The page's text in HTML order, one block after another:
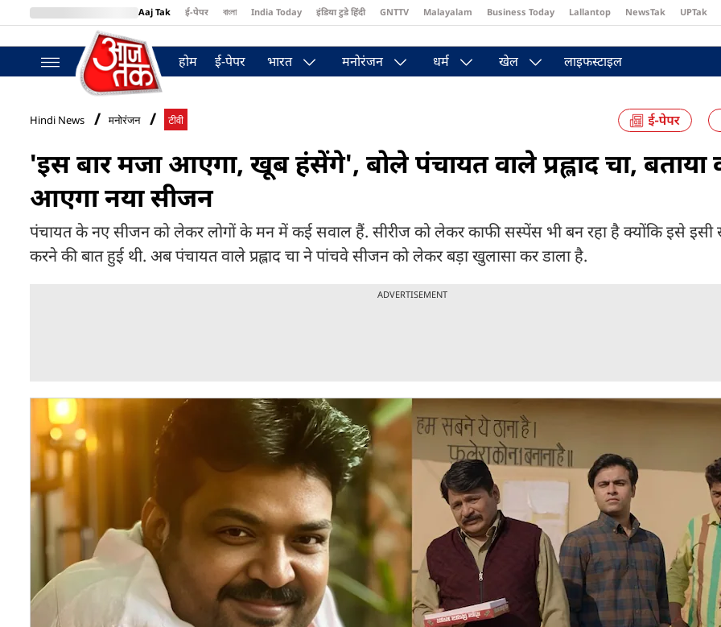
Aaj Tak ई-पेपर বাংলা India Today इंडिया टुडे हिंदी GNTTV Malayalam Business Today Lallantop NewsTak UPTak
BT Bazaar
होम ई-पेपर भारत मनोरंजन धर्म खेल लाइफस्टाइल
Hindi News मनोरंजन टीवी
'इस बार मजा आएगा, खूब हंसेंगे', बोले पंचायत वाले प्रह्लाद चा,
आएगा नया सीजन
पंचायत के नए सीजन को लेकर लोगों के मन में कई सवाल हैं. सीरीज को लेकर काफी सस्पेंस भी बन रहा है क्योंकि इसे इसी
करने की बात हुई थी. अब पंचायत वाले प्रह्लाद चा ने पांचवे सीजन को लेकर बड़ा खुलासा कर डाला है.
ADVERTISEMENT